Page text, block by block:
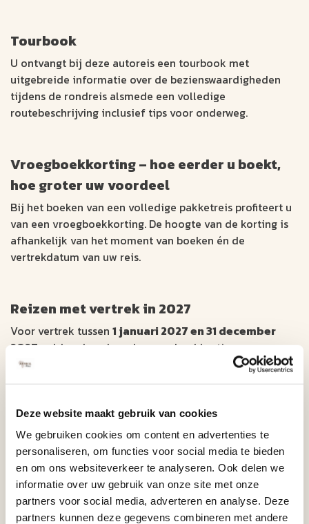
Deze website maakt gebruik van cookies
We gebruiken cookies om content en advertenties te
personaliseren, om functies voor social media te bieden
en om ons websiteverkeer te analyseren. Ook delen we
informatie over uw gebruik van onze site met onze
partners voor social media, adverteren en analyse. Deze
partners kunnen deze gegevens combineren met andere
Tourbook
U ontvangt bij deze autoreis een tourbook met
uitgebreide informatie over de bezienswaardigheden
tijdens de rondreis alsmede een volledige
routebeschrijving inclusief tips voor onderweg.
Vroegboekkorting – hoe eerder u boekt,
hoe groter uw voordeel
Bij het boeken van een volledige pakketreis profiteert u
van een vroegboekkorting. De hoogte van de korting is
afhankelijk van het moment van boeken én de
vertrekdatum van uw reis.
Reizen met vertrek in 2027
Voor vertrek tussen 1 januari 2027 en 31 december
2027gelden de volgende vroegboekkortingen per
boeking:
Boeken t/m31 oktober 2026: € 150,-korting
Boeken t/m31 december 2026: € 90,-korting
Boeken t/m31 januari 2027: € 60,-korting
Boeken t/m28 februari 2027: € 30,-korting
Extra vroeg = dubbele korting
Boekt u uw reismeer dan 12 maanden vóór vertrek,
dan ontvangt udubbele vroegboekkorting.